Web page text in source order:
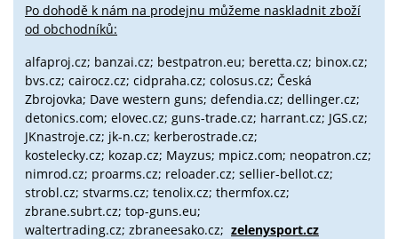
Po dohodě k nám na prodejnu můžeme naskladnit zboží
od obchodníků:
alfaproj.cz; banzai.cz; bestpatron.eu; beretta.cz; binox.cz;
bvs.cz; cairocz.cz; cidpraha.cz; colosus.cz; Česká
Zbrojovka; Dave western guns; defendia.cz; dellinger.cz;
detonics.com; elovec.cz; guns-trade.cz; harrant.cz; JGS.cz;
JKnastroje.cz; jk-n.cz; kerberostrade.cz;
kostelecky.cz; kozap.cz; Mayzus; mpicz.com; neopatron.cz;
nimrod.cz; proarms.cz; reloader.cz; sellier-bellot.cz;
strobl.cz; stvarms.cz; tenolix.cz; thermfox.cz;
zbrane.subrt.cz; top-guns.eu;
waltertrading.cz; zbraneesako.cz; zelenysport.cz